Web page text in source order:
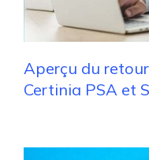
Aperçu du
Certinia PSA et